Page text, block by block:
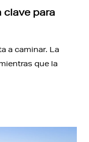
clave para
a caminar. La
que la